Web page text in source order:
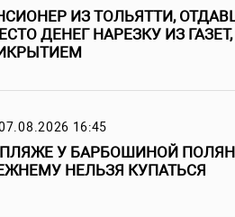
ИЗ ТОЛЬЯТТИ,
ДЕНЕГ НАРЕЗКУ ИЗ
16:45
У БАРБОШИНОЙ
НЕЛЬЗЯ КУПАТЬСЯ